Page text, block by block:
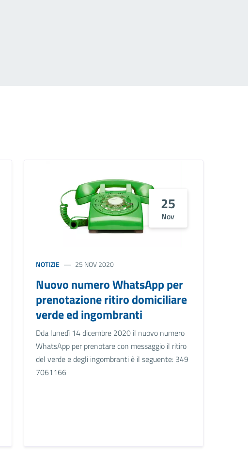
25
Nov
NOTIZIE 25 NOV 2020
Nuovo numero WhatsApp per
prenotazione ritiro domiciliare
verde ed ingombranti
Dda lunedì 14 dicembre 2020 il nuovo numero
WhatsApp per prenotare con messaggio il ritiro
del verde e degli ingombranti è il seguente: 349
7061166